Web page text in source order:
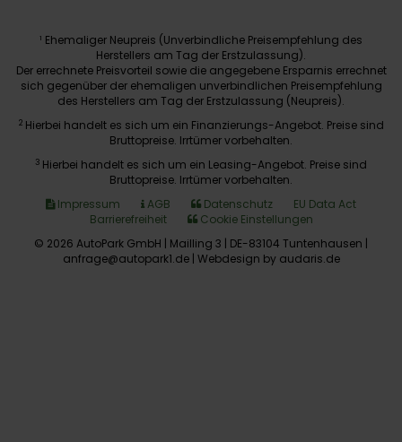
1 Ehemaliger Neupreis (Unverbindliche Preisempfehlung des
Herstellers am Tag der Erstzulassung).
Der errechnete Preisvorteil sowie die angegebene Ersparnis errechnet
sich gegenüber der ehemaligen unverbindlichen Preisempfehlung
des Herstellers am Tag der Erstzulassung (Neupreis).
2 Hierbei handelt es sich um ein Finanzierungs-Angebot. Preise sind
Bruttopreise. Irrtümer vorbehalten.
3 Hierbei handelt es sich um ein Leasing-Angebot. Preise sind
Bruttopreise. Irrtümer vorbehalten.
Impressum
AGB Datenschutz
EU Data Act
Barrierefreiheit
Cookie Einstellungen
© 2026 AutoPark GmbH | Mailling 3 | DE-83104 Tuntenhausen |
anfrage@autopark1.de | Webdesign by audaris.de